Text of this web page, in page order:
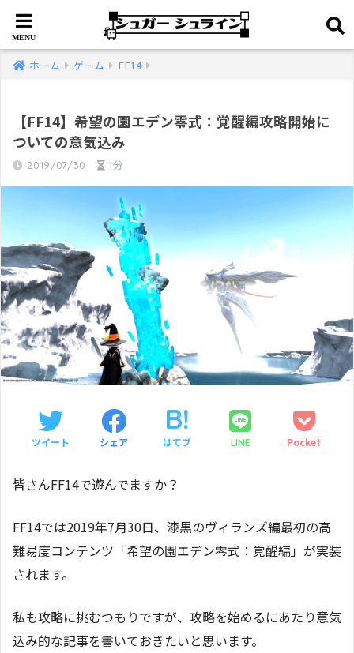
ホーム ゲーム FF14
【FF14】希望の園エデン零式：覚醒編攻略開始に
ついての意気込み
2019/07/30 1分
ツイート シェア はてブ LINE Pocket
皆さんFF14で遊んでますか？
FF14では2019年7月30日、漆黒のヴィランズ編最初の高
難易度コンテンツ「希望の園エデン零式：覚醒編」が実装
されます。
私も攻略に挑むつもりですが、攻略を始めるにあたり意気
込み的な記事を書いておきたいと思います。